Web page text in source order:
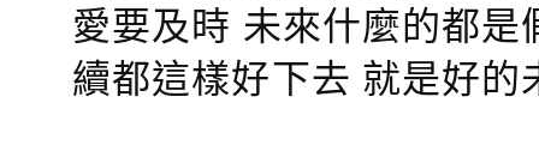
愛要及時 未來什麼的都
續都這樣好下去 就是好的